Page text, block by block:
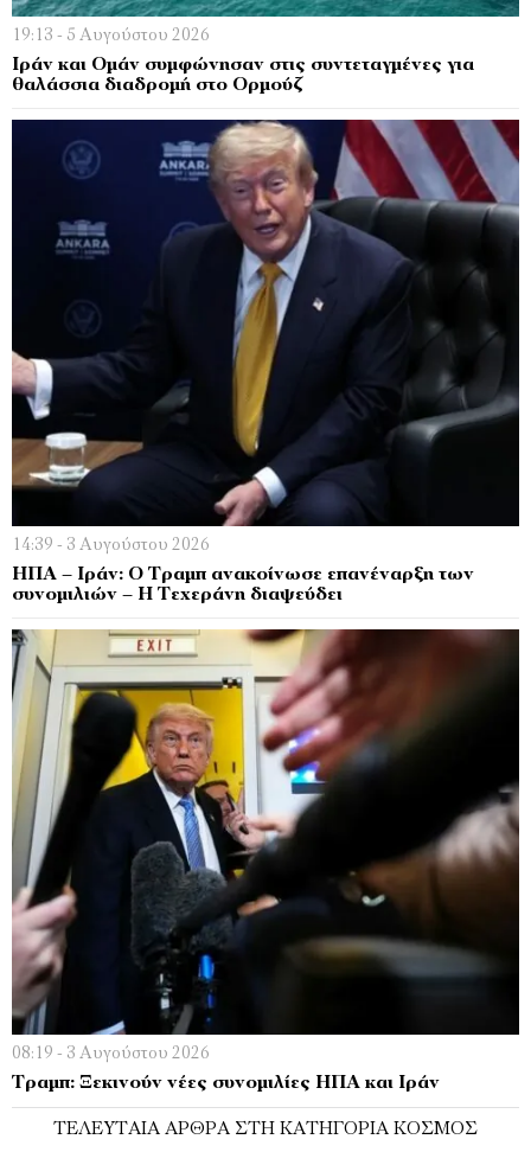
19:13 - 5 Αυγούστου 2026
Ιράν και Ομάν συμφώνησαν στις συντεταγμένες για
θαλάσσια διαδρομή στο Ορμούζ
14:39 - 3 Αυγούστου 2026
ΗΠΑ – Ιράν: Ο Τραμπ ανακοίνωσε επανέναρξη των
συνομιλιών – Η Τεχεράνη διαψεύδει
08:19 - 3 Αυγούστου 2026
Τραμπ: Ξεκινούν νέες συνομιλίες ΗΠΑ και Ιράν
ΤΕΛΕΥΤΑΊΑ ΆΡΘΡΑ ΣΤΗ ΚΑΤΗΓΟΡΊΑ ΚΌΣΜΟΣ